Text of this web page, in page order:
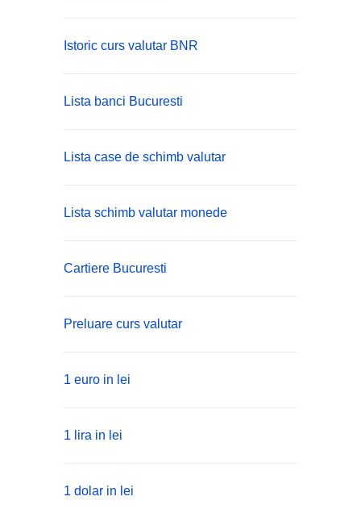
Istoric curs valutar BNR
Lista banci Bucuresti
Lista case de schimb valutar
Lista schimb valutar monede
Cartiere Bucuresti
Preluare curs valutar
1 euro in lei
1 lira in lei
1 dolar in lei